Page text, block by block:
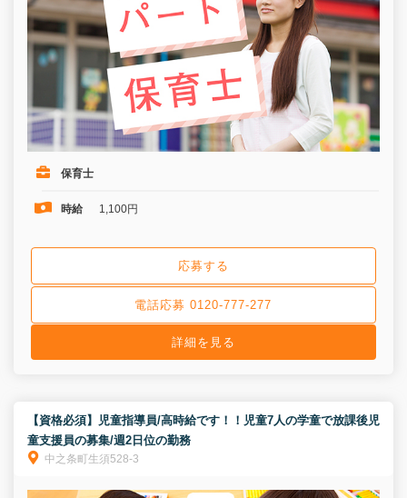
保育士
時給 1,100円
応募する
電話応募 0120-777-277
詳細を見る
【資格必須】児童指導員/高時給です！！児童7人の学童で放課後児
童支援員の募集/週2日位の勤務
中之条町生須528-3